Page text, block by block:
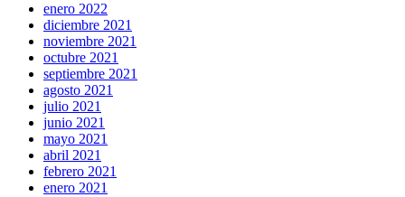
enero 2022
diciembre 2021
noviembre 2021
octubre 2021
septiembre 2021
agosto 2021
julio 2021
junio 2021
mayo 2021
abril 2021
febrero 2021
enero 2021